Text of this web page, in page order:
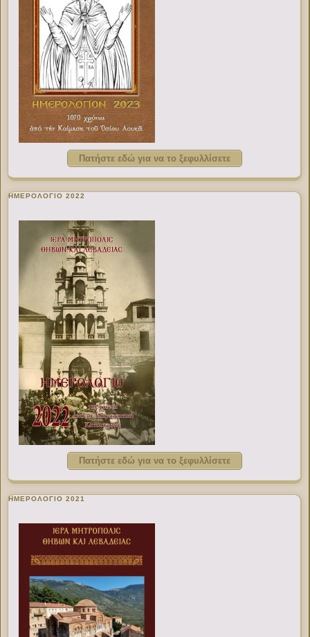
Πατήστε εδώ για να το ξεφυλλίσετε
ΗΜΕΡΟΛΟΓΙΟ 2022
Πατήστε εδώ για να το ξεφυλλίσετε
ΗΜΕΡΟΛΟΓΙΟ 2021